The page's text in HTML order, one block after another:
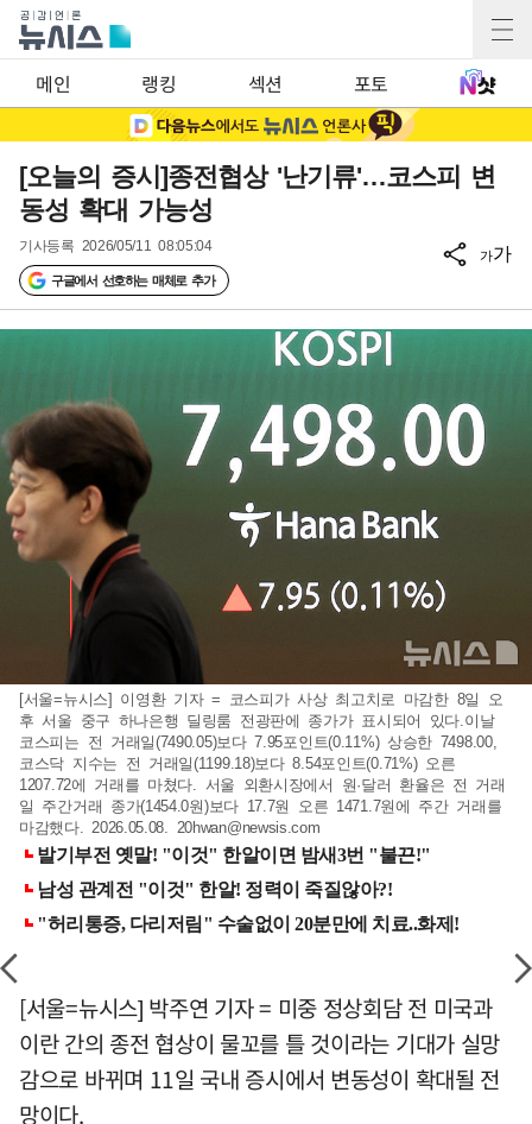
메인 랭킹 섹션 포토
[오늘의 증시]종전협상 '난기류'…코스피 변
동성 확대 가능성
기사등록 2026/05/11 08:05:04
구글에서 선호하는 매체로 추가
가가
[서울=뉴시스] 이영환 기자 = 코스피가 사상 최고치로 마감한 8일 오
후 서울 중구 하나은행 딜링룸 전광판에 종가가 표시되어 있다.이날
코스피는 전 거래일(7490.05)보다 7.95포인트(0.11%) 상승한 7498.00,
코스닥 지수는 전 거래일(1199.18)보다 8.54포인트(0.71%) 오른
1207.72에 거래를 마쳤다. 서울 외환시장에서 원·달러 환율은 전 거래
일 주간거래 종가(1454.0원)보다 17.7원 오른 1471.7원에 주간 거래를
마감했다. 2026.05.08. 20hwan@newsis.com
[서울=뉴시스] 박주연 기자 = 미중 정상회담 전 미국과
이란 간의 종전 협상이 물꼬를 틀 것이라는 기대가 실망
감으로 바뀌며 11일 국내 증시에서 변동성이 확대될 전
망이다.